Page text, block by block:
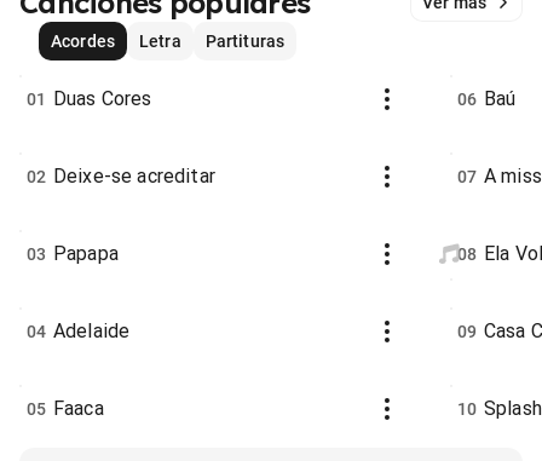
Acordes
Letra Partituras
01 Duas Cores
02 Deixe-se acreditar
03 Papapa
04 Adelaide
05 Faaca
06 Baú
07 A
08 Ela
09 Casa
10